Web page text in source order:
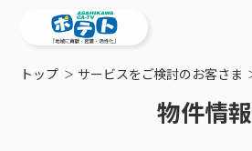
トップ サービスをご検討のお客さま
物件情報